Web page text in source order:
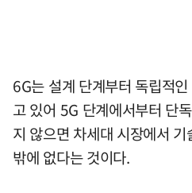
6G는 설계 단계부터 독립적
고 있어 5G 단계에서부터 단
지 않으면 차세대 시장에서
밖에 없다는 것이다.